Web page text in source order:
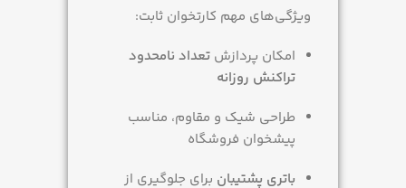
ویژگی‌های مهم کارتخوان ثابت:
امکان پردازش تعداد نامحدود
تراکنش روزانه
طراحی شیک و مقاوم، مناسب
پیشخوان فروشگاه
باتری پشتیبان برای جلوگیری از